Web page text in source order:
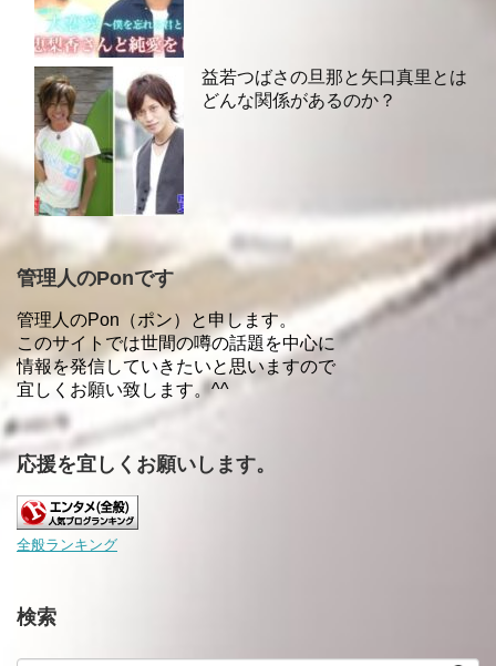
益若つばさの旦那と矢口真里とは
どんな関係があるのか？
管理人のPonです
管理人のPon（ポン）と申します。
このサイトでは世間の噂の話題を中心に
情報を発信していきたいと思いますので
宜しくお願い致します。^^
応援を宜しくお願いします。
全般ランキング
検索